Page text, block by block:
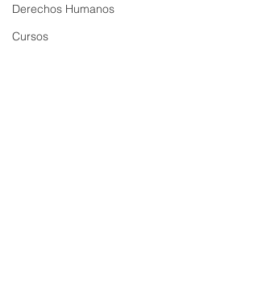
Derechos Humanos
Cursos